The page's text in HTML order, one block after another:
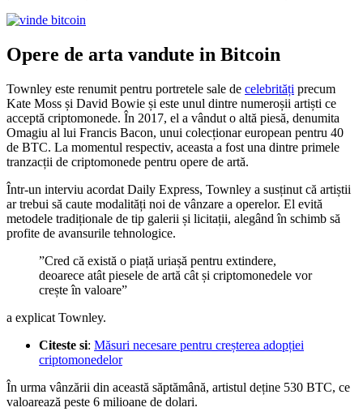
Opere de arta vandute in Bitcoin
Townley este renumit pentru portretele sale de celebrități precum
Kate Moss și David Bowie și este unul dintre numeroșii artiști ce
acceptă criptomonede. În 2017, el a vândut o altă piesă, denumita
Omagiu al lui Francis Bacon, unui colecționar european pentru 40
de BTC. La momentul respectiv, aceasta a fost una dintre primele
tranzacții de criptomonede pentru opere de artă.
Într-un interviu acordat Daily Express, Townley a susținut că artiștii
ar trebui să caute modalități noi de vânzare a operelor. El evită
metodele tradiționale de tip galerii și licitații, alegând în schimb să
profite de avansurile tehnologice.
”Cred că există o piață uriașă pentru extindere,
deoarece atât piesele de artă cât și criptomonedele vor
crește în valoare”
a explicat Townley.
Citeste si: Măsuri necesare pentru creșterea adopției
criptomonedelor
În urma vânzării din această săptămână, artistul deține 530 BTC, ce
valoarează peste 6 milioane de dolari.